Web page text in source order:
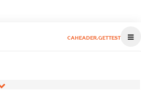
CAHEADER.GETTEST